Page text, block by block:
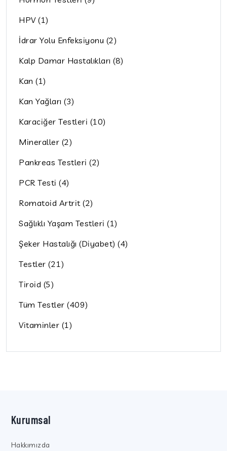
HPV (1)
İdrar Yolu Enfeksiyonu (2)
Kalp Damar Hastalıkları (8)
Kan (1)
Kan Yağları (3)
Karaciğer Testleri (10)
Mineraller (2)
Pankreas Testleri (2)
PCR Testi (4)
Romatoid Artrit (2)
Sağlıklı Yaşam Testleri (1)
Şeker Hastalığı (Diyabet) (4)
Testler (21)
Tiroid (5)
Tüm Testler (409)
Vitaminler (1)
Kurumsal
Hakkımızda